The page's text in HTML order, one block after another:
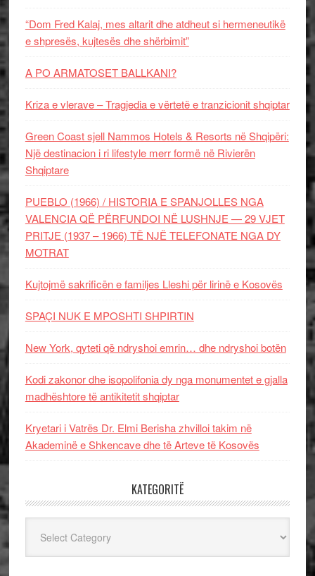
“Dom Fred Kalaj, mes altarit dhe atdheut si hermeneutikë
e shpresës, kujtesës dhe shërbimit”
A PO ARMATOSET BALLKANI?
Kriza e vlerave – Tragjedia e vërtetë e tranzicionit shqiptar
Green Coast sjell Nammos Hotels & Resorts në Shqipëri:
Një destinacion i ri lifestyle merr formë në Rivierën
Shqiptare
PUEBLO (1966) / HISTORIA E SPANJOLLES NGA
VALENCIA QË PËRFUNDOI NË LUSHNJE — 29 VJET
PRITJE (1937 – 1966) TË NJË TELEFONATE NGA DY
MOTRAT
Kujtojmë sakrificën e familjes Lleshi për lirinë e Kosovës
SPAÇI NUK E MPOSHTI SHPIRTIN
New York, qyteti që ndryshoi emrin… dhe ndryshoi botën
Kodi zakonor dhe isopolifonia dy nga monumentet e gjalla
madhështore të antikitetit shqiptar
Kryetari i Vatrës Dr. Elmi Berisha zhvilloi takim në
Akademinë e Shkencave dhe të Arteve të Kosovës
KATEGORITË